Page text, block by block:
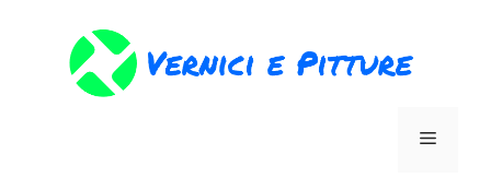
contenuto
Menu